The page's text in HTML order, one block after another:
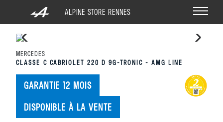
ALPINE STORE RENNES
THERMIQUE
A290
MERCEDES
CLASSE C CABRIOLET 220 D 9G-TRONIC - AMG LINE
GARANTIE 12 MOIS
DISPONIBLE À LA VENTE
PANNEAU DE GESTION DES COOKIES